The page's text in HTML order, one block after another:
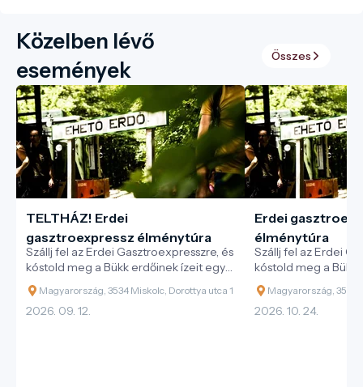
Közelben lévő
események
Összes
TELTHÁZ! Erdei
gasztroexpressz élménytúra
Szállj fel az Erdei Gasztroexpresszre, és
kóstold meg a Bükk erdőinek ízeit egy
különleges vonatos kaland során!
Magyarország, 3534 Miskolc, Dorottya utca 1
2026. 09. 12.
Erdei
élménytúra
Szállj fel az Erdei
kóstold meg a Bükk
különleges vonatos
Magyarország, 3534
2026. 10. 24.